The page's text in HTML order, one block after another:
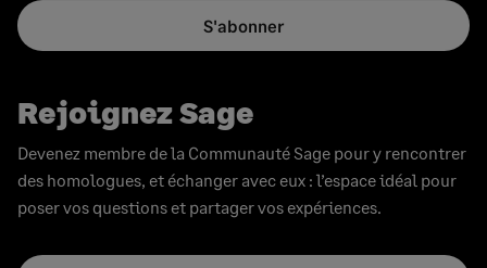
S'abonner
Rejoignez Sage
Devenez membre de la Communauté Sage pour y rencontrer
des homologues, et échanger avec eux : l’espace idéal pour
poser vos questions et partager vos expériences.